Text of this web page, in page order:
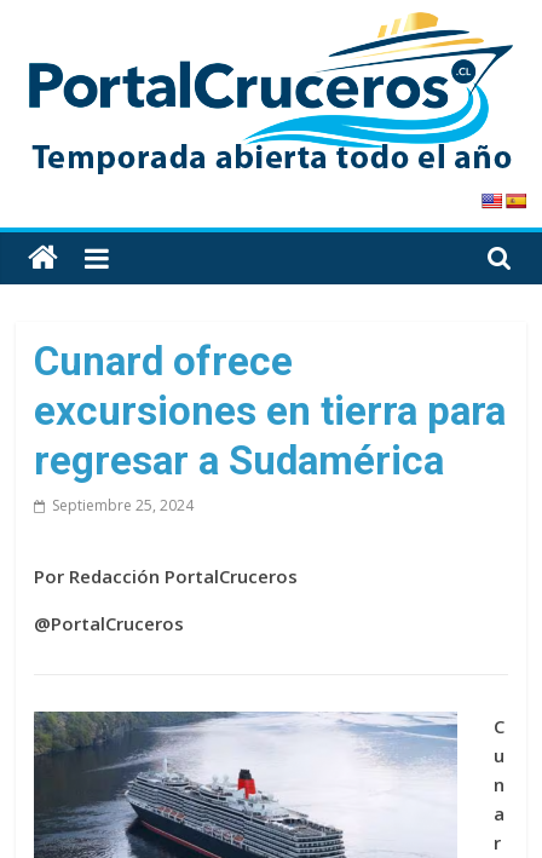
content
PortalCruceros
Toda
la
de
cruceros
en
solo
Cunard ofrece
excursiones en tierra para
regresar a Sudamérica
Septiembre 25, 2024
Por Redacción PortalCruceros
@PortalCruceros
C
u
n
a
r